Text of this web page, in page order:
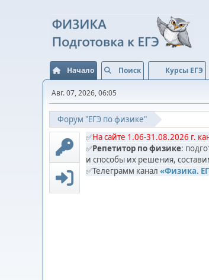
Начало Поиск Курсы ЕГЭ
Авг. 07, 2026, 06:05
Форум "ЕГЭ по физике"
✅На сайте 1.06-31.08.2026 г.
✅Репетитор по физике:
и способы их решения,
✅Телеграмм канал «Физика.